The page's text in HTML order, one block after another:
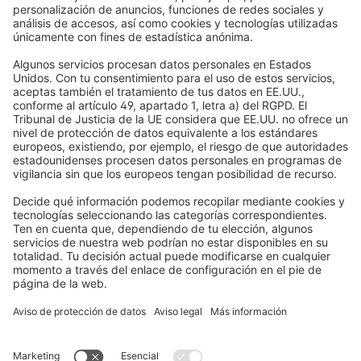
Motores para persianas
Mosquiteras
Toldos
Casa inteligente
Electrónica y radio
Newsletter
Plazos de entrega y envío
Condiciones de los cupones
Instrucciones de seguridad
Registros
Información obligatoria para consumidores
Lo que dicen nuestros clientes
Formas de pago
Socios de envío
Aviso legal
Términos y Condiciones de Uso
Privacidad y protección de datos
Información sobre la eliminación de pilas y equipos electrónicos
Condiciones de garantía
Configuración de cookies